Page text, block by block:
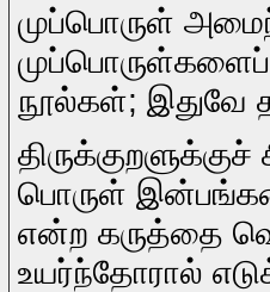
முப்பொருள்‌
முப்பொருள்களைப்‌
நூல்கள்‌;
பொருள்‌
என்ற கருத்தை
உயர்ந்தோரால்‌